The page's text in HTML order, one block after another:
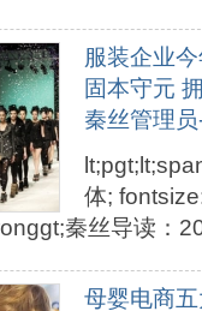
服装企业
固本守元
秦丝管理
体;
秦丝导读：
母婴电商